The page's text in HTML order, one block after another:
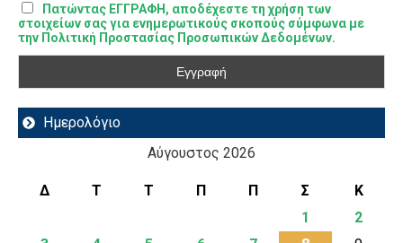
Πατώντας ΕΓΓΡΑΦΗ, αποδέχεστε τη χρήση των
στοιχείων σας για ενημερωτικούς σκοπούς σύμφωνα με
την Πολιτική Προστασίας Προσωπικών Δεδομένων.
Ημερολόγιο
Αύγουστος 2026
Δ Τ Τ Π Π Σ
Κ
1
2